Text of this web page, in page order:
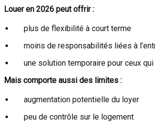
Louer en 2026 peut offrir :
plus de flexibilité à court terme
moins de responsabilités liées à
une solution temporaire pour ceux
Mais comporte aussi des limites :
augmentation potentielle du loyer
peu de contrôle sur le logement